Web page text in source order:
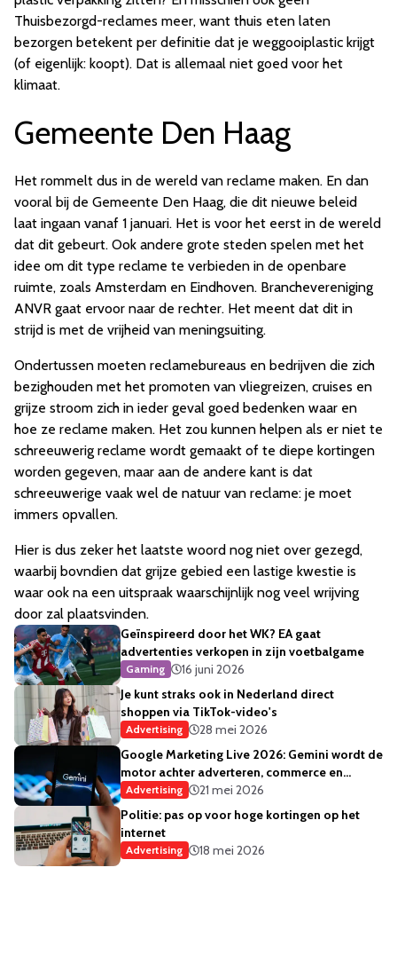
Thuisbezorgd-reclames meer, want thuis eten laten
bezorgen betekent per definitie dat je weggooiplastic krijgt
(of eigenlijk: koopt). Dat is allemaal niet goed voor het
klimaat.
Gemeente Den Haag
Het rommelt dus in de wereld van reclame maken. En dan
vooral bij de Gemeente Den Haag, die dit nieuwe beleid
laat ingaan vanaf 1 januari. Het is voor het eerst in de wereld
dat dit gebeurt. Ook andere grote steden spelen met het
idee om dit type reclame te verbieden in de openbare
ruimte, zoals Amsterdam en Eindhoven. Branchevereniging
ANVR gaat ervoor naar de rechter. Het meent dat dit in
strijd is met de vrijheid van meningsuiting.
Ondertussen moeten reclamebureaus en bedrijven die zich
bezighouden met het promoten van vliegreizen, cruises en
grijze stroom zich in ieder geval goed bedenken waar en
hoe ze reclame maken. Het zou kunnen helpen als er niet te
schreeuwerig reclame wordt gemaakt of te diepe kortingen
worden gegeven, maar aan de andere kant is dat
schreeuwerige vaak wel de natuur van reclame: je moet
immers opvallen.
Hier is dus zeker het laatste woord nog niet over gezegd,
waarbij bovndien dat grijze gebied een lastige kwestie is
waar ook na een uitspraak waarschijnlijk nog veel wrijving
door zal plaatsvinden.
Geïnspireerd door het WK? EA gaat
advertenties verkopen in zijn voetbalgame
Gaming
16 juni 2026
Je kunt straks ook in Nederland direct
shoppen via TikTok-video's
Advertising
28 mei 2026
Google Marketing Live 2026: Gemini wordt de
motor achter adverteren, commerce en
creativiteit
Advertising
21 mei 2026
Politie: pas op voor hoge kortingen op het
internet
Advertising 18 mei 2026